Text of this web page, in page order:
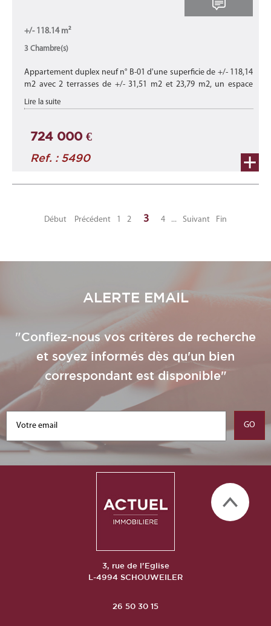
+/- 118.14 m²
3 Chambre(s)
Appartement duplex neuf n° B-01 d'une superficie de +/- 118,14
m2 avec 2 terrasses de +/- 31,51 m2 et 23,79 m2, un espace
verdure de +/- 0.90 m2 et un jardin de +/- 40,00 m2 au rez-de-
chaussée et 1e ...
Lire la suite
724 000 €
Ref. : 5490
Début Précédent 1 2 3 4 ... Suivant Fin
ALERTE EMAIL
"Confiez-nous vos critères de recherche
et soyez informés dès qu'un bien
correspondant est disponible"
3, rue de l'Eglise
L-4994 SCHOUWEILER
26 50 30 15